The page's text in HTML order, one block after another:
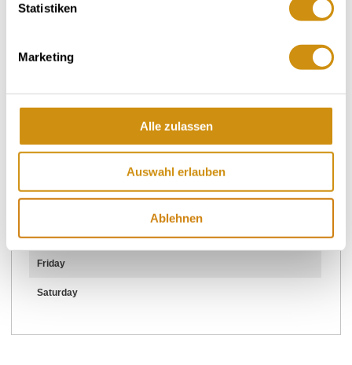
Statistiken
Marketing
Alle zulassen
Auswahl erlauben
Ablehnen
Opening hours
16.12.2025 to 31.12.2026
Monday
Thursday
Friday
Saturday